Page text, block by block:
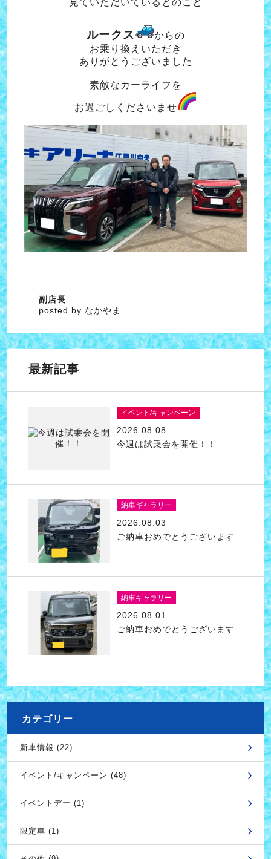
ルークス
からの
お乗り換えいただき
ありがとうございました
素敵なカーライフを
お過ごしくださいませ
副店長
posted by なかやま
最新記事
イベント/キャンペーン
2026.08.08
今週は試乗会を開催！！
納車ギャラリー
2026.08.03
ご納車おめでとうございます
納車ギャラリー
2026.08.01
ご納車おめでとうございます
カテゴリー
新車情報 (22)
イベント/キャンペーン (48)
イベントデー (1)
限定車 (1)